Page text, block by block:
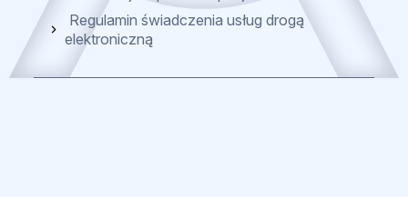
Regulamin świadczenia usług drogą
elektroniczną